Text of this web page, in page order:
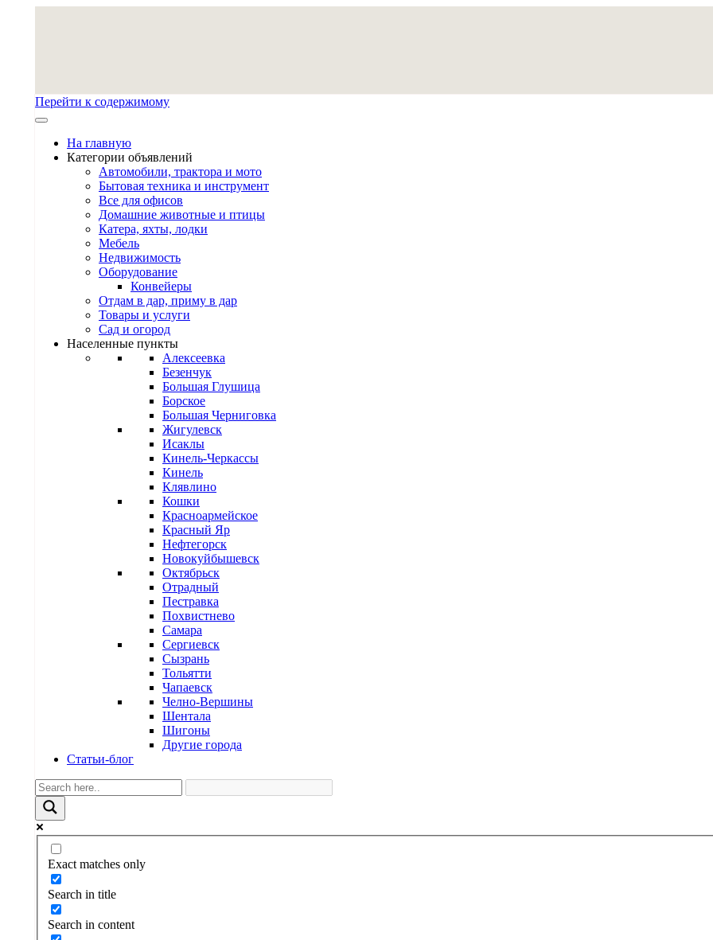
Перейти к содержимому
На главную
Категории объявлений
Автомобили, трактора и мото
Бытовая техника и инструмент
Все для офисов
Домашние животные и птицы
Катера, яхты, лодки
Мебель
Недвижимость
Оборудование
Конвейеры
Отдам в дар, приму в дар
Товары и услуги
Сад и огород
Населенные пункты
Алексеевка
Безенчук
Большая Глушица
Борское
Большая Черниговка
Жигулевск
Исаклы
Кинель-Черкассы
Кинель
Клявлино
Кошки
Красноармейское
Красный Яр
Нефтегорск
Новокуйбышевск
Октябрьск
Отрадный
Пестравка
Похвистнево
Самара
Сергиевск
Сызрань
Тольятти
Чапаевск
Челно-Вершины
Шентала
Шигоны
Другие города
Статьи-блог
Exact matches only
Search in title
Search in content